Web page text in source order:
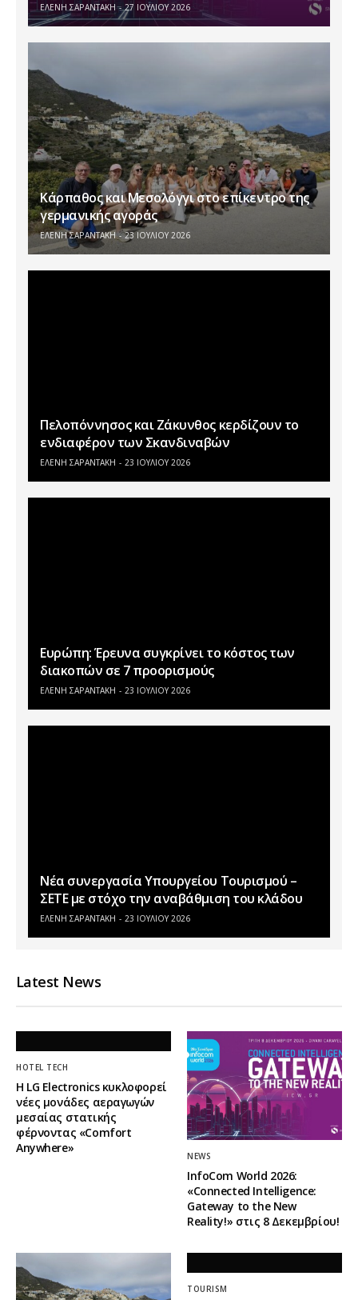
ΕΛΕΝΗ ΣΑΡΑΝΤΑΚΗ 27 ΙΟΥΛΊΟΥ 2026
Κάρπαθος και Μεσολόγγι στο επίκεντρο της
γερμανικής αγοράς
ΕΛΕΝΗ ΣΑΡΑΝΤΑΚΗ 23 ΙΟΥΛΊΟΥ 2026
Πελοπόννησος και Ζάκυνθος κερδίζουν το
ενδιαφέρον των Σκανδιναβών
ΕΛΕΝΗ ΣΑΡΑΝΤΑΚΗ 23 ΙΟΥΛΊΟΥ 2026
Ευρώπη: Έρευνα συγκρίνει το κόστος των
διακοπών σε 7 προορισμούς
ΕΛΕΝΗ ΣΑΡΑΝΤΑΚΗ 23 ΙΟΥΛΊΟΥ 2026
Νέα συνεργασία Υπουργείου Τουρισμού –
ΣΕΤΕ με στόχο την αναβάθμιση του κλάδου
ΕΛΕΝΗ ΣΑΡΑΝΤΑΚΗ 23 ΙΟΥΛΊΟΥ 2026
Latest News
HOTEL TECH
Η LG Electronics κυκλοφορεί
νέες μονάδες αεραγωγών
μεσαίας στατικής
φέρνοντας «Comfort
Anywhere»
NEWS
InfoCom World 2026:
«Connected Intelligence:
Gateway to the New
Reality!» στις 8 Δεκεμβρίου!
TOURISM